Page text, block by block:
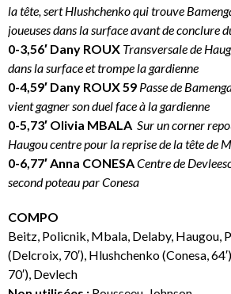
la tête, sert Hlushchenko qui trouve
joueuses dans la surface avant de conclure
0-3,56′ Dany ROUX Transversale de
dans la surface et trompe la gardienne
0-4,59′ Dany ROUX 59 Passe de
vient gagner son duel face à la gardienne
0-5,73′ Olivia MBALA Sur un corner
Haugou centre pour la reprise de la tête de
0-6,77′ Anna CONESACentre de
second poteau par Conesa
COMPO
Beitz, Policnik, Mbala, Delaby, Haugou,
(Delcroix, 70′), Hlushchenko (Conesa,
70′), Devlech